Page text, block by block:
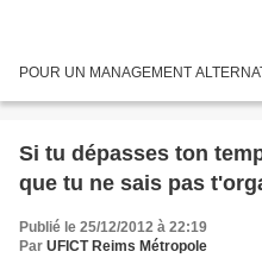
POUR UN MANAGEMENT
Si tu dépasses ton
que tu ne sais pas
Publié le 25/12/2012 à 22:19
Par UFICT Reims Métropole